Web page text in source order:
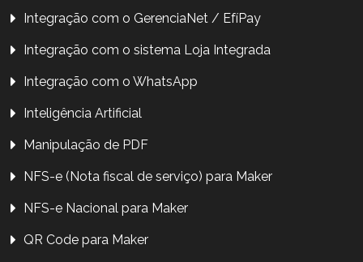
Integração com o GerenciaNet / EfíPay
Integração com o sistema Loja Integrada
Integração com o WhatsApp
Inteligência Artificial
Manipulação de PDF
NFS-e (Nota fiscal de serviço) para Maker
NFS-e Nacional para Maker
QR Code para Maker